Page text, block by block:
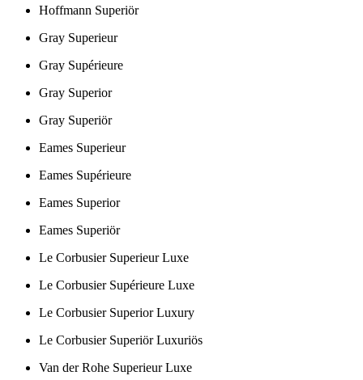
Hoffmann Superiör
Gray Superieur
Gray Supérieure
Gray Superior
Gray Superiör
Eames Superieur
Eames Supérieure
Eames Superior
Eames Superiör
Le Corbusier Superieur Luxe
Le Corbusier Supérieure Luxe
Le Corbusier Superior Luxury
Le Corbusier Superiör Luxuriös
Van der Rohe Superieur Luxe